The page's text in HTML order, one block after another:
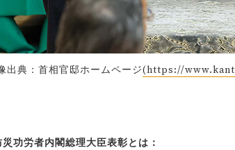
出典：首相官邸ホームページ(https://
災功労者内閣総理大臣表彰とは：